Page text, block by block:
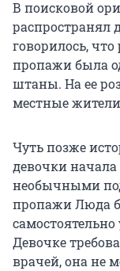
В поисковой
распространял
говорилось,
пропажи была
штаны. На ее
местные
Чуть позже
девочки начала
необычными
пропажи Люда
Девочке
врачей, она не